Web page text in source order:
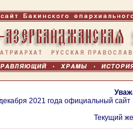
2021 года официальный
Текущий